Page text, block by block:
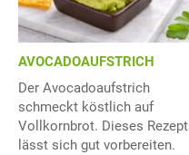
AVOCADOAUFSTRICH
Der Avocadoaufstrich
schmeckt köstlich auf
Vollkornbrot. Dieses Rezept
lässt sich gut vorbereiten.